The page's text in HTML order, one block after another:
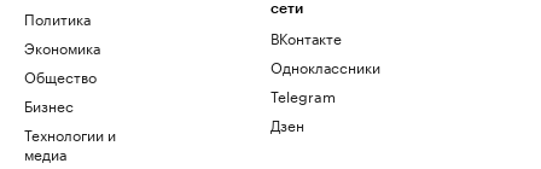
Политика
Экономика
Общество
Бизнес
Технологии и
медиа
сети
ВКонтакте
Одноклассники
Telegram
Дзен